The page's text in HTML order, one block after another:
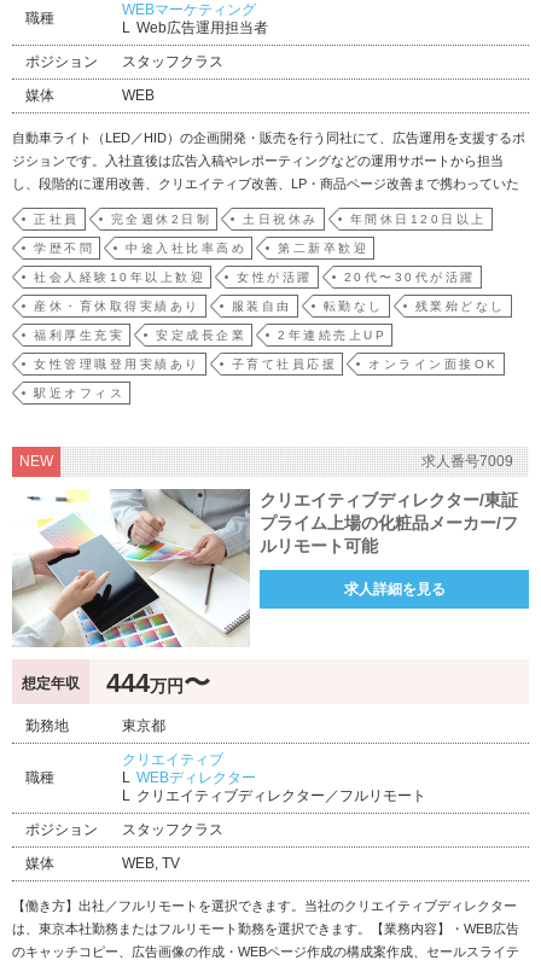
職種
WEBマーケティング
Web広告運用担当者
ポジション
スタッフクラス
媒体
WEB
自動車ライト（LED／HID）の企画開発・販売を行う同社にて、広告運用を支援するポ
ジションです。入社直後は広告入稿やレポーティングなどの運用サポートから担当
し、段階的に運用改善、クリエイティブ改善、LP・商品ページ改善まで携わっていた
だきます。主な業務内容は以下の通りです。・ Google／Meta／X等の広告戦略設計・
予算配分・入札管理・ターゲティング設計・ クリエイティブ起点での施策立案と制
作…
正社員 完全週休2日制 土日祝休み 年間休日120日以上
学歴不問 中途入社比率高め 第二新卒歓迎
社会人経験10年以上歓迎 女性が活躍 20代〜30代が活躍
産休・育休取得実績あり 服装自由 転勤なし 残業殆どなし
福利厚生充実 安定成長企業 2年連続売上UP
女性管理職登用実績あり 子育て社員応援 オンライン面接OK
駅近オフィス
NEW 求人番号7009
クリエイティブディレクター/東証
プライム上場の化粧品メーカー/フ
ルリモート可能
求人詳細を見る
想定年収 444万円〜
勤務地 東京都
職種
クリエイティブ
WEBディレクター
クリエイティブディレクター／フルリモート
ポジション
スタッフクラス
媒体
WEB, TV
【働き方】出社／フルリモートを選択できます。当社のクリエイティブディレクター
は、東京本社勤務またはフルリモート勤務を選択できます。【業務内容】・WEB広告
のキャッチコピー、広告画像の作成・WEBページ作成の構成案作成、セールスライテ